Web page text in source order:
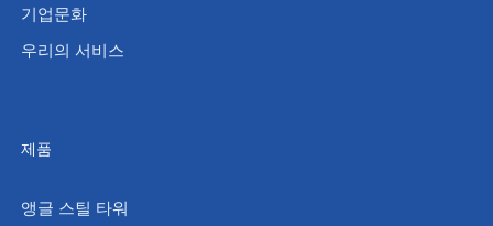
기업문화
우리의 서비스
제품
앵글 스틸 타워